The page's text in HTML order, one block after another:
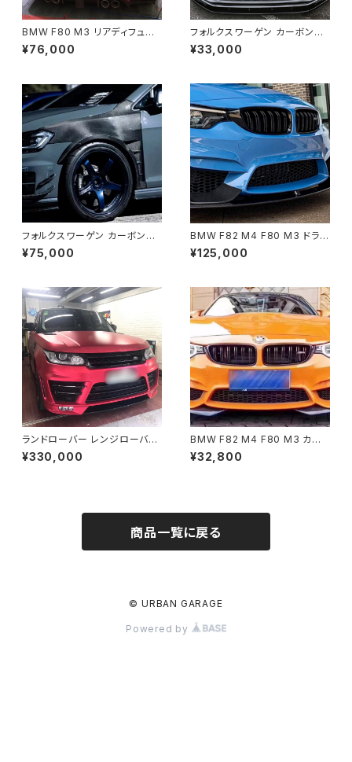
BMW F80 M3 リアディフュー
ザー
¥76,000
フォルクスワーゲン カーボン柄
Golf 7-7.5R GTI TCRスタイ
ルフロントリップ
¥33,000
フォルクスワーゲン カーボンフ
ァイバーフェンダー Golf R MK
7 2015～2017
¥75,000
BMW F82 M4 F80 M3 ドライ
カーボン フロントリップ M per
formance スタイル
¥125,000
ランドローバー レンジローバー
スポーツ 14-17 オリジナルエア
ロパーツ 社外品 未塗装品
¥330,000
BMW F82 M4 F80 M3 カー
ボン フロントリップ ACスタイル
AC Schnitzer Style
¥32,800
商品一覧に戻る
© URBAN GARAGE
Powered by